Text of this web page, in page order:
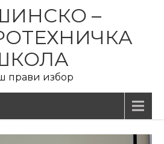
–
прави избор